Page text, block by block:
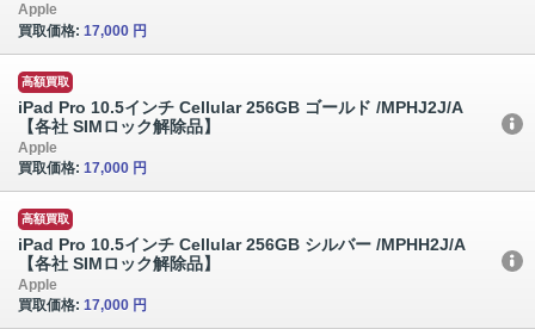
Apple
買取価格: 17,000 円
高額買取
iPad Pro 10.5インチ Cellular 256GB ゴールド /MPHJ2J/A
【各社 SIMロック解除品】
Apple
買取価格: 17,000 円
高額買取
iPad Pro 10.5インチ Cellular 256GB シルバー /MPHH2J/A
【各社 SIMロック解除品】
Apple
買取価格: 17,000 円